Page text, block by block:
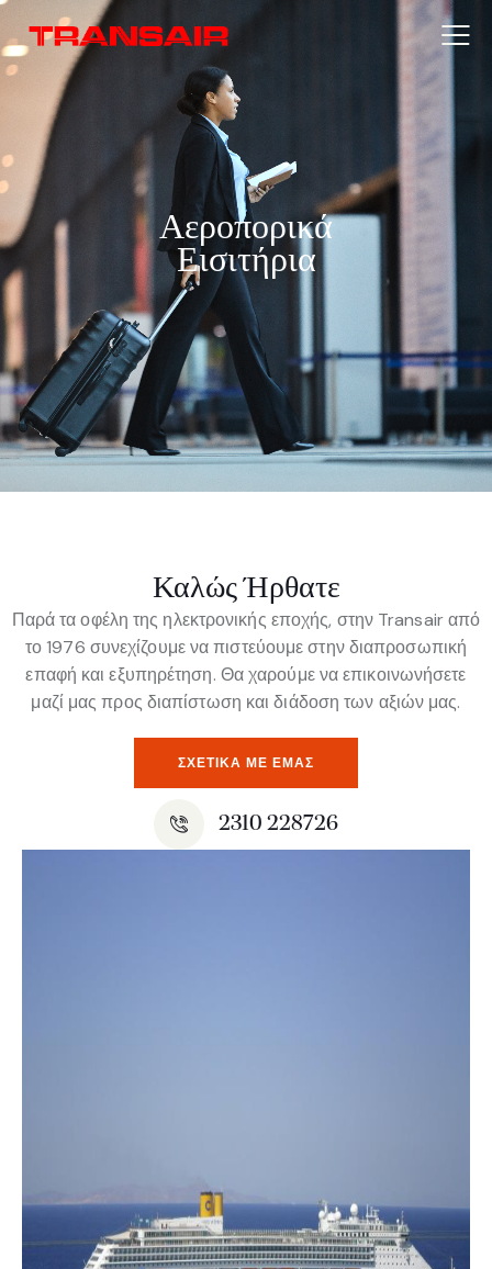
Αεροπορικά
Εισιτήρια
Καλώς Ήρθατε
Παρά τα οφέλη της ηλεκτρονικής εποχής, στην Transair από
το 1976 συνεχίζουμε να πιστεύουμε στην διαπροσωπική
επαφή και εξυπηρέτηση. Θα χαρούμε να επικοινωνήσετε
μαζί μας προς διαπίστωση και διάδοση των αξιών μας.
ΣΧΕΤΙΚΆ ΜΕ ΕΜΆΣ
2310 228726